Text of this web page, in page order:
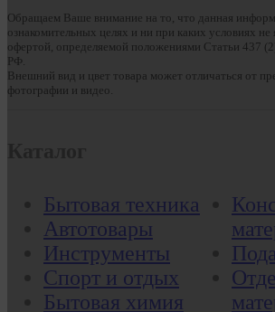
Обращаем Ваше внимание на то, что данная
ознакомительных целях и ни при каких условиях не
офертой, определяемой положениями Статьи 437
РФ.
Внешний вид и цвет товара может отличаться от
фотографии и видео.
Бытовая техника
Автотовары
Инструменты
Спорт и отдых
Бытовая химия